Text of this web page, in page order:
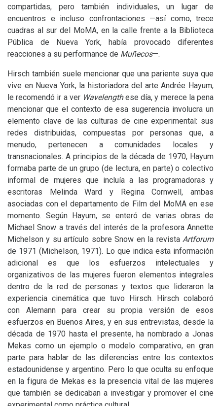
compartidas, pero también individuales, un lugar de
encuentros e incluso confrontaciones —así como, trece
cuadras al sur del MoMA, en la calle frente a la Biblioteca
Pública de Nueva York, había provocado diferentes
reacciones a su performance de Muñecos—.
Hirsch también suele mencionar que una pariente suya que
vive en Nueva York, la historiadora del arte Andrée Hayum,
le recomendó ir a ver Wavelengthese día, y merece la pena
mencionar que el contexto de esa sugerencia involucra un
elemento clave de las culturas de cine experimental: sus
redes distribuidas, compuestas por personas que, a
menudo, pertenecen a comunidades locales y
transnacionales. A principios de la década de 1970, Hayum
formaba parte de un grupo (de lectura, en parte) o colectivo
informal de mujeres que incluía a las programadoras y
escritoras Melinda Ward y Regina Cornwell, ambas
asociadas con el departamento de Film del MoMA en ese
momento. Según Hayum, se enteró de varias obras de
Michael Snow a través del interés de la profesora Annette
Michelson y su artículo sobre Snow en la revista Artforum
de 1971 (Michelson, 1971). Lo que indica esta información
adicional es que los esfuerzos intelectuales y
organizativos de las mujeres fueron elementos integrales
dentro de la red de personas y textos que lideraron la
experiencia cinemática que tuvo Hirsch. Hirsch colaboró
con Alemann para crear su propia versión de esos
esfuerzos en Buenos Aires, y en sus entrevistas, desde la
década de 1970 hasta el presente, ha nombrado a Jonas
Mekas como un ejemplo o modelo comparativo, en gran
parte para hablar de las diferencias entre los contextos
estadounidense y argentino. Pero lo que oculta su enfoque
en la figura de Mekas es la presencia vital de las mujeres
que también se dedicaban a investigar y promover el cine